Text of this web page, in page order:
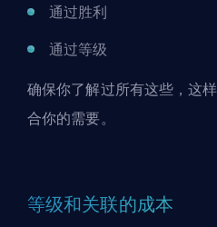
通过胜利
通过等级
确保你了解过所有这些，这
合你的需要。
等级和关联的成本